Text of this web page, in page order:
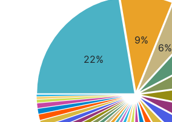
22%
9%
6%